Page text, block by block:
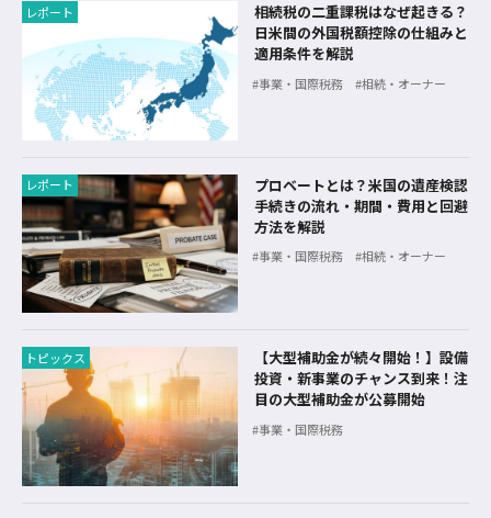
レポート
相続税の二重課税はなぜ起きる？
日米間の外国税額控除の仕組みと
適用条件を解説
事業・国際税務 相続・オーナー
レポート
プロベートとは？米国の遺産検認
手続きの流れ・期間・費用と回避
方法を解説
事業・国際税務 相続・オーナー
トピックス
【大型補助金が続々開始！】設備
投資・新事業のチャンス到来！注
目の大型補助金が公募開始
事業・国際税務